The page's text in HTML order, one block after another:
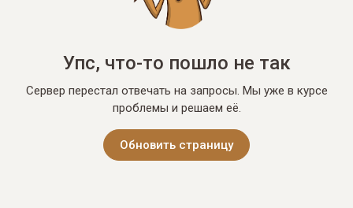
Упс, что-то пошло не так
Сервер перестал отвечать на запросы. Мы уже в курсе
проблемы и решаем её.
Обновить страницу